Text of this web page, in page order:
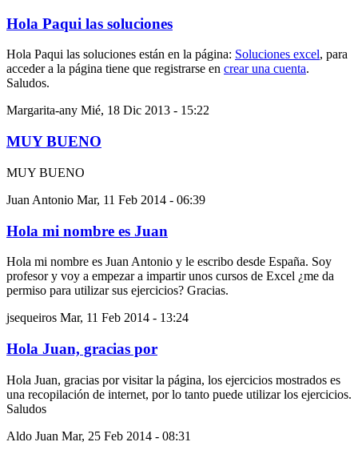
Hola Paqui las soluciones
Hola Paqui las soluciones están en la página: Soluciones excel, para
acceder a la página tiene que registrarse en crear una cuenta.
Saludos.
Margarita-any Mié, 18 Dic 2013 - 15:22
MUY BUENO
MUY BUENO
Juan Antonio Mar, 11 Feb 2014 - 06:39
Hola mi nombre es Juan
Hola mi nombre es Juan Antonio y le escribo desde España. Soy
profesor y voy a empezar a impartir unos cursos de Excel ¿me da
permiso para utilizar sus ejercicios? Gracias.
jsequeiros Mar, 11 Feb 2014 - 13:24
Hola Juan, gracias por
Hola Juan, gracias por visitar la página, los ejercicios mostrados es
una recopilación de internet, por lo tanto puede utilizar los ejercicios.
Saludos
Aldo Juan Mar, 25 Feb 2014 - 08:31